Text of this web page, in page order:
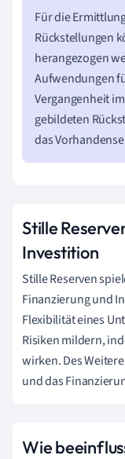
Für die
Rückstellungen
herangezogen
Aufwendungen
Vergangenheit
gebildeten
das
Stille
Investition
Stille Reserven
Finanzierung und
Flexibilität eines
Risiken mildern,
wirken. Des
und das
Wie